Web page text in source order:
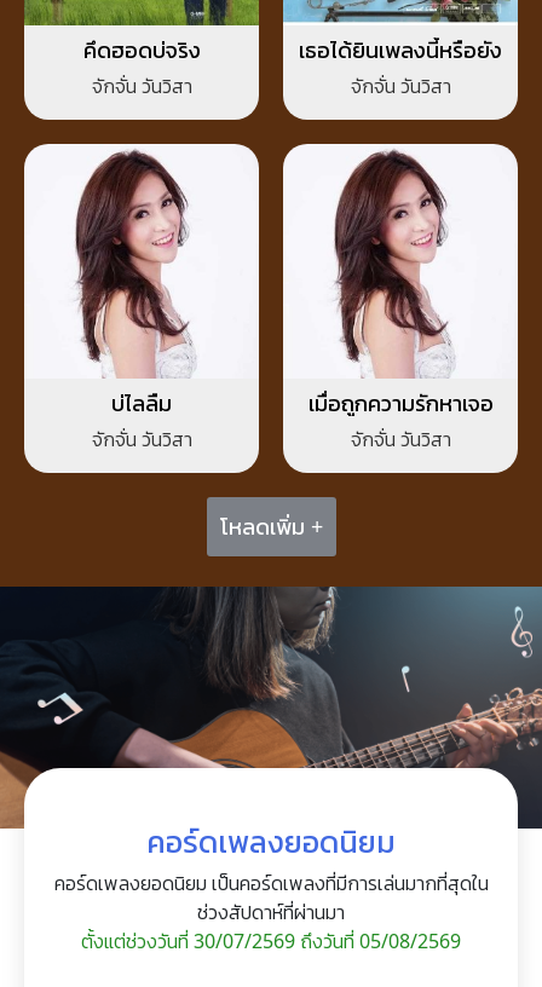
คึดฮอดบ่จริง
จักจั่น วันวิสา
เธอได้ยินเพลงนี้หรือยัง
จักจั่น วันวิสา
บ่ไลลืม
จักจั่น วันวิสา
เมื่อถูกความรักหาเจอ
จักจั่น วันวิสา
โหลดเพิ่ม +
คอร์ดเพลงยอดนิยม
คอร์ดเพลงยอดนิยม เป็นคอร์ดเพลงที่มีการเล่นมากที่สุดใน
ช่วงสัปดาห์ที่ผ่านมา
ตั้งแต่ช่วงวันที่ 30/07/2569 ถึงวันที่ 05/08/2569